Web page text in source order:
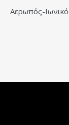
Αερωπός-